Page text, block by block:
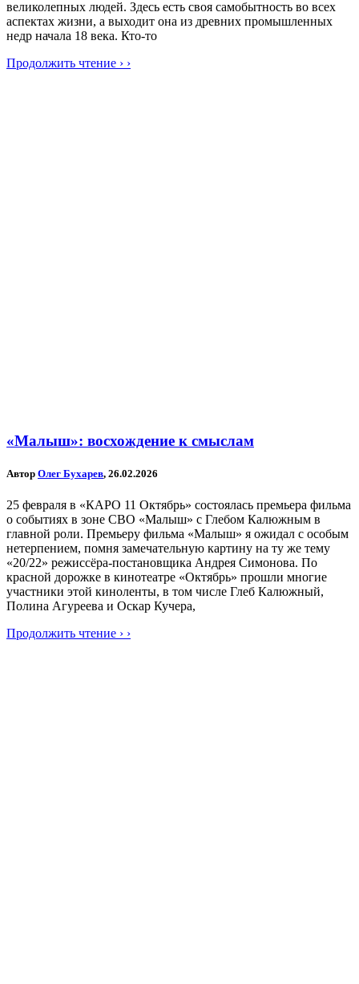
великолепных людей. Здесь есть своя самобытность во всех
аспектах жизни, а выходит она из древних промышленных
недр начала 18 века. Кто-то
Продолжить чтение › ›
«Малыш»: восхождение к смыслам
Автор Олег Бухарев, 26.02.2026
25 февраля в «КАРО 11 Октябрь» состоялась премьера фильма
о событиях в зоне СВО «Малыш» с Глебом Калюжным в
главной роли. Премьеру фильма «Малыш» я ожидал с особым
нетерпением, помня замечательную картину на ту же тему
«20/22» режиссёра-постановщика Андрея Симонова. По
красной дорожке в кинотеатре «Октябрь» прошли многие
участники этой киноленты, в том числе Глеб Калюжный,
Полина Агуреева и Оскар Кучера,
Продолжить чтение › ›